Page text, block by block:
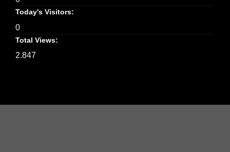
Today's Visitors:
0
Total Views:
2.847